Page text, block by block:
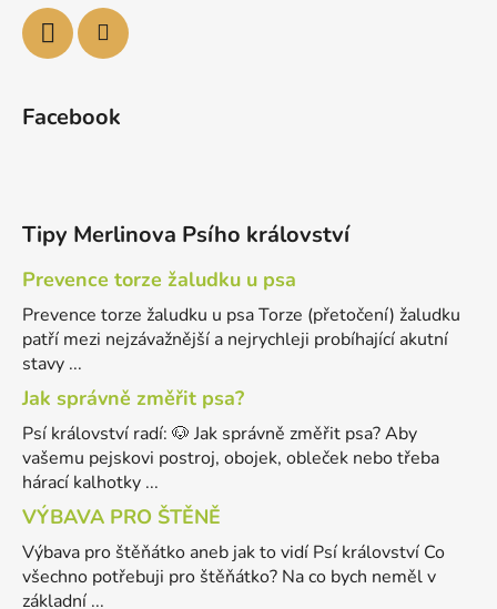
Facebook
Tipy Merlinova Psího království
Prevence torze žaludku u psa
Prevence torze žaludku u psa Torze (přetočení) žaludku
patří mezi nejzávažnější a nejrychleji probíhající akutní
stavy ...
Jak správně změřit psa?
Psí království radí: 🐶 Jak správně změřit psa? Aby
vašemu pejskovi postroj, obojek, obleček nebo třeba
hárací kalhotky ...
VÝBAVA PRO ŠTĚNĚ
Výbava pro štěňátko aneb jak to vidí Psí království Co
všechno potřebuji pro štěňátko? Na co bych neměl v
základní ...